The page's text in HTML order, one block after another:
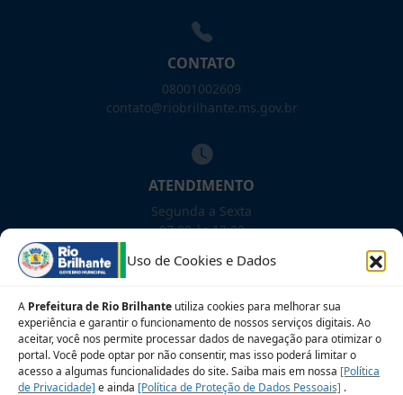
Uso de Cookies e Dados
A Prefeitura de Rio Brilhante utiliza cookies para melhorar sua
experiência e garantir o funcionamento de nossos serviços digitais. Ao
aceitar, você nos permite processar dados de navegação para otimizar o
portal. Você pode optar por não consentir, mas isso poderá limitar o
acesso a algumas funcionalidades do site. Saiba mais em nossa [Política
de Privacidade] e ainda [Política de Proteção de Dados Pessoais] .
CONTATO
08001002609
contato@riobrilhante.ms.gov.br
ATENDIMENTO
Segunda a Sexta
07:00 às 13:00
NOSSAS REDES!
Siga para novidades